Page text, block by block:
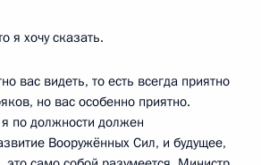
я хочу сказать.
вас видеть, то есть всегда приятно
но вас особенно приятно.
по должности должен
Вооружённых Сил, и будущее,